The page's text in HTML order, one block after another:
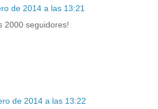
de 2014 a las 13:21
2000 seguidores!
de 2014 a las 13:22